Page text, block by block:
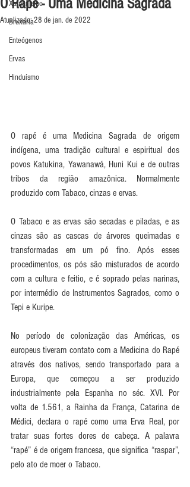
Xamanismo
Bruxaria
Enteógenos
Ervas
Hinduísmo
Atualizado:28 de jan. de 2022
O rapé é uma Medicina Sagrada de origem
indígena, uma tradição cultural e espiritual dos
povos Katukina, Yawanawá, Huni Kui e de outras
tribos da região amazônica. Normalmente
produzido com Tabaco, cinzas e ervas.
O Tabaco e as ervas são secadas e piladas, e as
cinzas são as cascas de árvores queimadas e
transformadas em um pó fino. Após esses
procedimentos, os pós são misturados de acordo
com a cultura e feitio, e é soprado pelas narinas,
por intermédio de Instrumentos Sagrados, como o
Tepi e Kuripe.
No período de colonização das Américas, os
europeus tiveram contato com a Medicina do Rapé
através dos nativos, sendo transportado para a
Europa, que começou a ser produzido
industrialmente pela Espanha no séc. XVI. Por
volta de 1.561, a Rainha da França, Catarina de
Médici, declara o rapé como uma Erva Real, por
tratar suas fortes dores de cabeça. A palavra
“rapé” é de origem francesa, que significa “raspar”,
pelo ato de moer o Tabaco.